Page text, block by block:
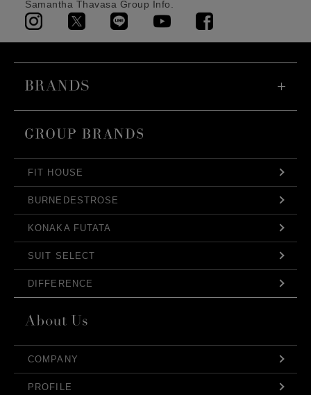
Samantha Thavasa Group Info.
FIT HOUSE
BURNEDESTROSE
KONAKA FUTATA
SUIT SELECT
DIFFERENCE
COMPANY
PROFILE